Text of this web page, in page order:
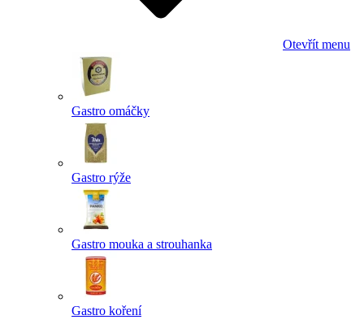
Otevřít menu
Gastro omáčky
Gastro rýže
Gastro mouka a strouhanka
Gastro koření